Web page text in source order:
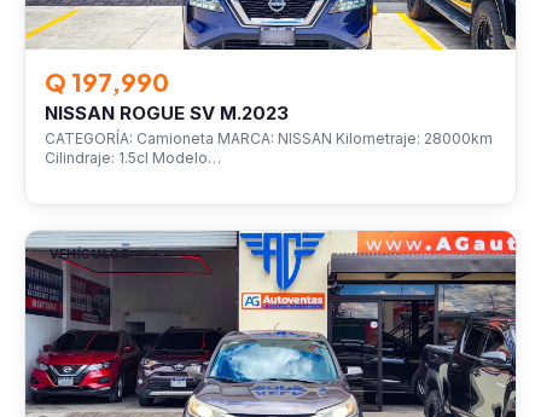
Q 197,990
NISSAN ROGUE SV M.2023
CATEGORÍA: Camioneta MARCA: NISSAN Kilometraje: 28000km
Cilindraje: 1.5cl Modelo…
VEHÍCULOS